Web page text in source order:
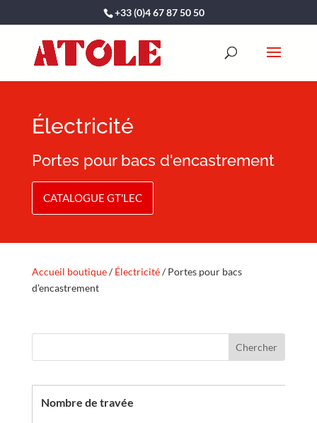
+33 (0)4 67 87 50 50
Électricité
Portes pour bacs d'encastrement
CATALOGUE GT'LEC
Accueil boutique/Électricité/ Portes pour bacs
d’encastrement
Nombre de travée